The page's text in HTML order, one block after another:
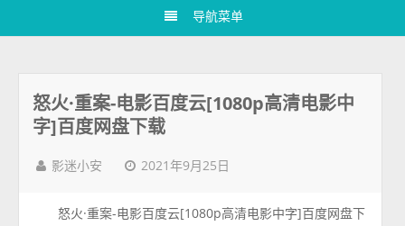
导航菜单
怒火·重案-电影百度云[1080p高清电影中
字]百度网盘下载
影迷小安 2021年9月25日
怒火·重案-电影百度云[1080p高清电影中字]百度网盘下